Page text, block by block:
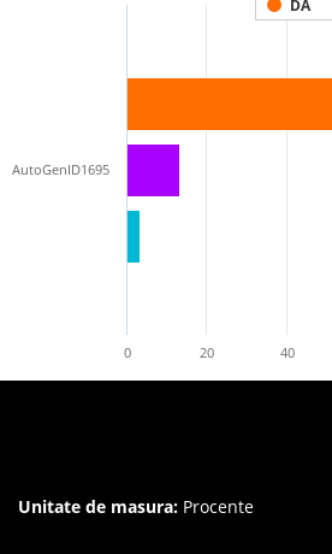
DA
AutoGenID1695
0 20 40
Unitate de masura: Procente